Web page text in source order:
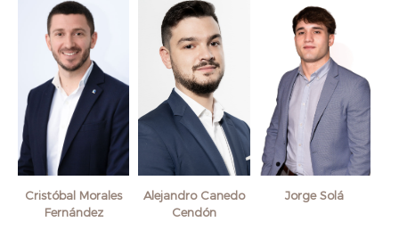
Cristóbal Morales
Fernández
Alejandro Canedo
Cendón
Jorge Solá